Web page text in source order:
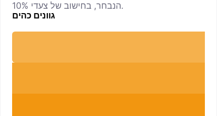
הנבחר, בחישוב של צעדי 10%.
גוונים כהים